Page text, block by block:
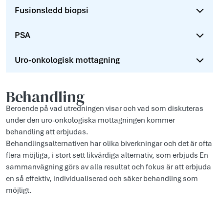
Fusionsledd biopsi
PSA
Uro-onkologisk mottagning
Behandling
Beroende på vad utredningen visar och vad som diskuteras
under den uro-onkologiska mottagningen kommer
behandling att erbjudas.
Behandlingsalternativen har olika biverkningar och det är ofta
flera möjliga, i stort sett likvärdiga alternativ, som erbjuds En
sammanvägning görs av alla resultat och fokus är att erbjuda
en så effektiv, individualiserad och säker behandling som
möjligt.